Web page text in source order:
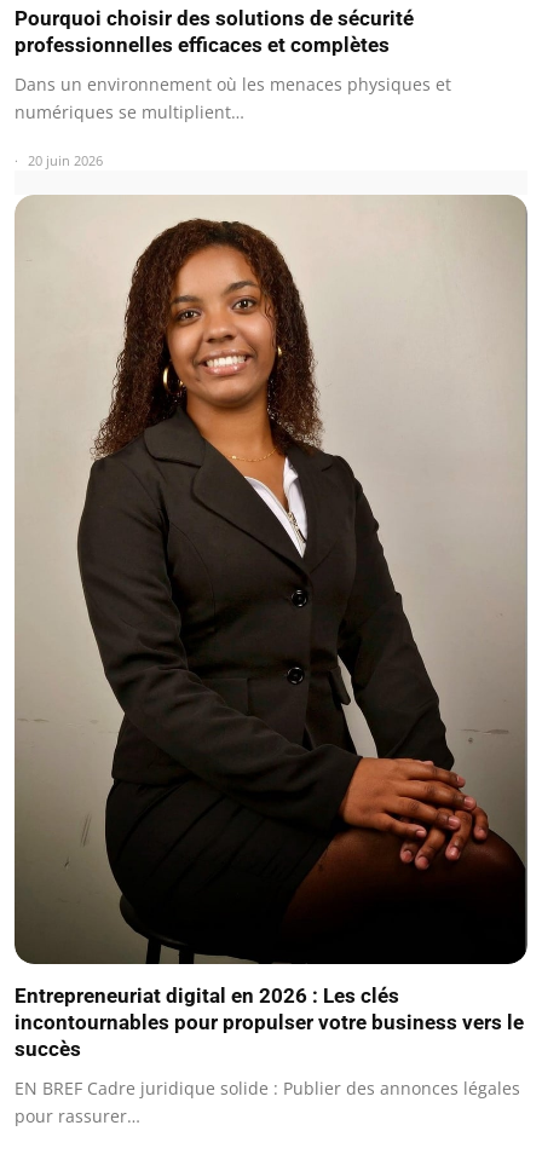
Pourquoi choisir des solutions de sécurité
professionnelles efficaces et complètes
Dans un environnement où les menaces physiques et
numériques se multiplient…
20 juin 2026
Entrepreneuriat digital en 2026 : Les clés
incontournables pour propulser votre business vers le
succès
EN BREF Cadre juridique solide : Publier des annonces légales
pour rassurer…